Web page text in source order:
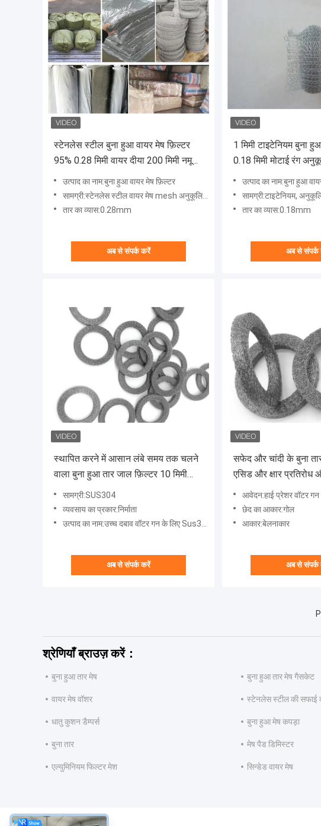
स्टेनलेस स्टील बुना हुआ वायर मेष फ़िल्टर
95% 0.28 मिमी वायर दीया 200 मिमी नमूना
उत्पाद का नाम:बुना हुआ वायर मेष फ़िल्टर
सामग्री:स्टेनलेस स्टील वायर मेष mesh अनुकूलित किया जा सकता है
तार का व्यास:0.28mm
अब से संपर्क करें
1 मिमी टाइटेनियम बुना
0.18 मिमी मोटाई रंग
उत्पाद का नाम:बुना हुआ
सामग्री:टाइटेनियम,
तार का व्यास:0.18mm
अब से संपर्क
स्थापित करने में आसान लंबे समय तक चलने
वाला बुना हुआ तार जाल फ़िल्टर 10 मिमी
सामग्री:SUS304
व्यवसाय का प्रकार:निर्माता
उत्पाद का नाम:उच्च दबाव वॉटर गन के लिए Sus304 बुना हुआ तार जाल फ़िल्टर
अब से संपर्क करें
सफेद और चांदी के बुना
एसिड और क्षार प्रतिरोध
आवेदन:हाई प्रेशर वॉटर गन डीप क्लीन, लिक्विड फिल्टर,
छेद का आकार:गोल
आकार:बेलनाकार
अब से संपर्क
श्रेणियाँ ब्राउज़ करें：
बुना हुआ तार मेष बुना हुआ तार मेष गैसकेट
वायर मेष वॉशर स्टेनलेस स्टील की सफाई
धातु कुशन डैम्पर्स बुना हुआ मेष कपड़ा
बुना तार मेष पैड डिमिस्टर
एल्युमिनियम फिल्टर मेश सिन्डेड वायर मेष